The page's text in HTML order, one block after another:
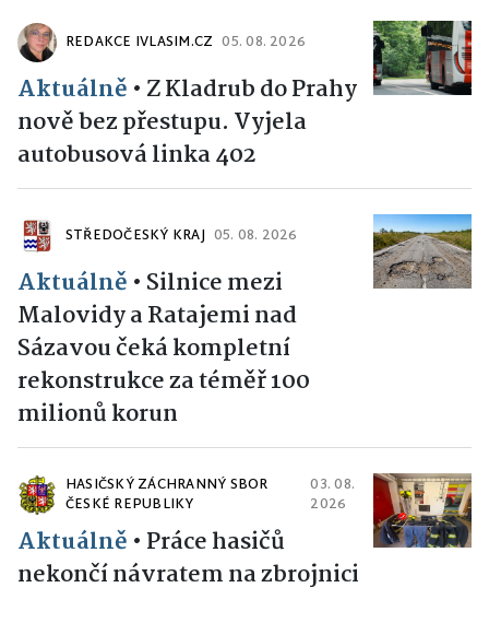
REDAKCE IVLASIM.CZ 05. 08. 2026
Aktuálně • Z Kladrub do Prahy
nově bez přestupu. Vyjela
autobusová linka 402
STŘEDOČESKÝ KRAJ 05. 08. 2026
Aktuálně • Silnice mezi
Malovidy a Ratajemi nad
Sázavou čeká kompletní
rekonstrukce za téměř 100
milionů korun
HASIČSKÝ ZÁCHRANNÝ SBOR
ČESKÉ REPUBLIKY
03. 08.
2026
Aktuálně • Práce hasičů
nekončí návratem na zbrojnici